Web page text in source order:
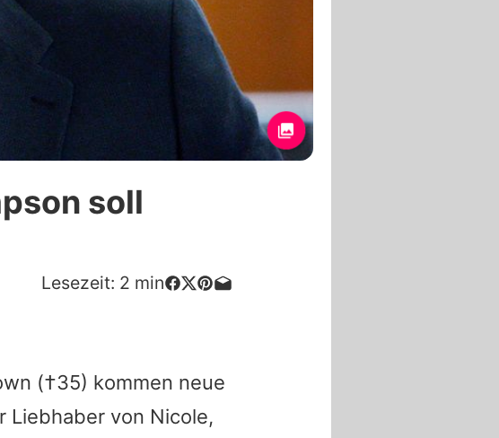
soll
Lesezeit: 2 min
(†35) kommen neue
Liebhaber von Nicole,